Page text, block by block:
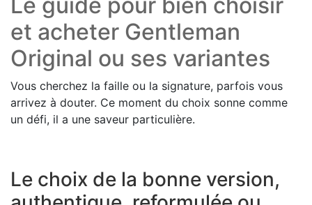
Le guide pour bien choisir
et acheter Gentleman
Original ou ses variantes
Vous cherchez la faille ou la signature, parfois vous
arrivez à douter. Ce moment du choix sonne comme
un défi, il a une saveur particulière.
Le choix de la bonne version,